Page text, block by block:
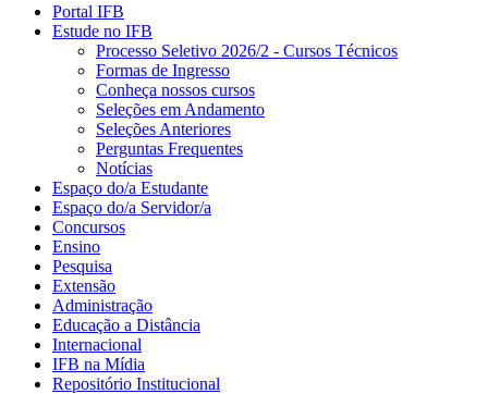
Portal IFB
Estude no IFB
Processo Seletivo 2026/2 - Cursos Técnicos
Formas de Ingresso
Conheça nossos cursos
Seleções em Andamento
Seleções Anteriores
Perguntas Frequentes
Notícias
Espaço do/a Estudante
Espaço do/a Servidor/a
Concursos
Ensino
Pesquisa
Extensão
Administração
Educação a Distância
Internacional
IFB na Mídia
Repositório Institucional